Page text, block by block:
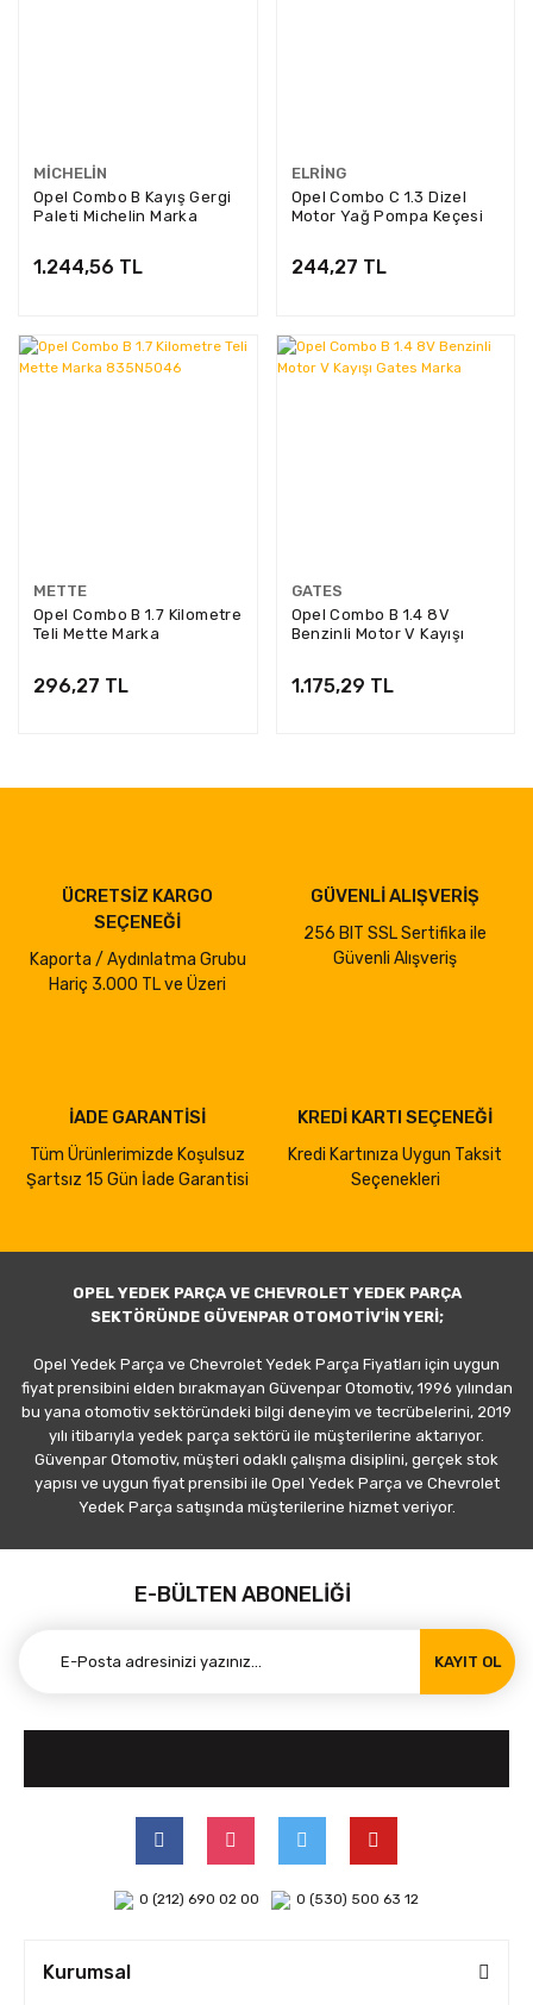
MICHELIN
Opel Combo B Kayış Gergi
Paleti Michelin Marka
1.244,56 TL
ELRING
Opel Combo C 1.3 Dizel
Motor Yağ Pompa Keçesi
244,27 TL
METTE
Opel Combo B 1.7 Kilometre
Teli Mette Marka
296,27 TL
GATES
Opel Combo B 1.4 8V
Benzinli Motor V Kayışı
1.175,29 TL
ÜCRETSİZ KARGO
SEÇENEĞİ
Kaporta / Aydınlatma Grubu
Hariç 3.000 TL ve Üzeri
GÜVENLİ ALIŞVERİŞ
256 BIT SSL Sertifika ile
Güvenli Alışveriş
İADE GARANTİSİ
Tüm Ürünlerimizde Koşulsuz
Şartsız 15 Gün İade Garantisi
KREDİ KARTI SEÇENEĞİ
Kredi Kartınıza Uygun Taksit
Seçenekleri
OPEL YEDEK PARÇA VE CHEVROLET YEDEK PARÇA
SEKTÖRÜNDE GÜVENPAR OTOMOTİV'İN YERİ;
Opel Yedek Parça ve Chevrolet Yedek Parça Fiyatları için uygun
fiyat prensibini elden bırakmayan Güvenpar Otomotiv, 1996 yılından
bu yana otomotiv sektöründeki bilgi deneyim ve tecrübelerini, 2019
yılı itibarıyla yedek parça sektörü ile müşterilerine aktarıyor.
Güvenpar Otomotiv, müşteri odaklı çalışma disiplini, gerçek stok
yapısı ve uygun fiyat prensibi ile Opel Yedek Parça ve Chevrolet
Yedek Parça satışında müşterilerine hizmet veriyor.
E-BÜLTEN ABONELİĞİ
KAYIT OL
0 (212) 690 02 00 0 (530) 500 63 12
Kurumsal